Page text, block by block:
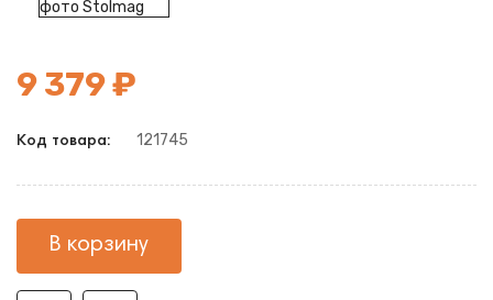
9 379 ₽
Код товара: 121745
В корзину